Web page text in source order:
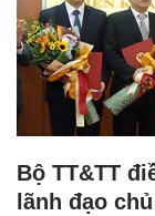
Bộ TT&TT
lãnh đạo